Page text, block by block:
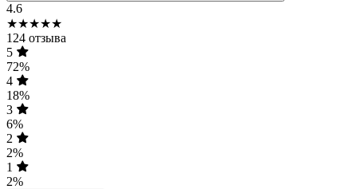
4.6
★★★★★
124 отзыва
5
72%
4
18%
3
6%
2
2%
1
2%